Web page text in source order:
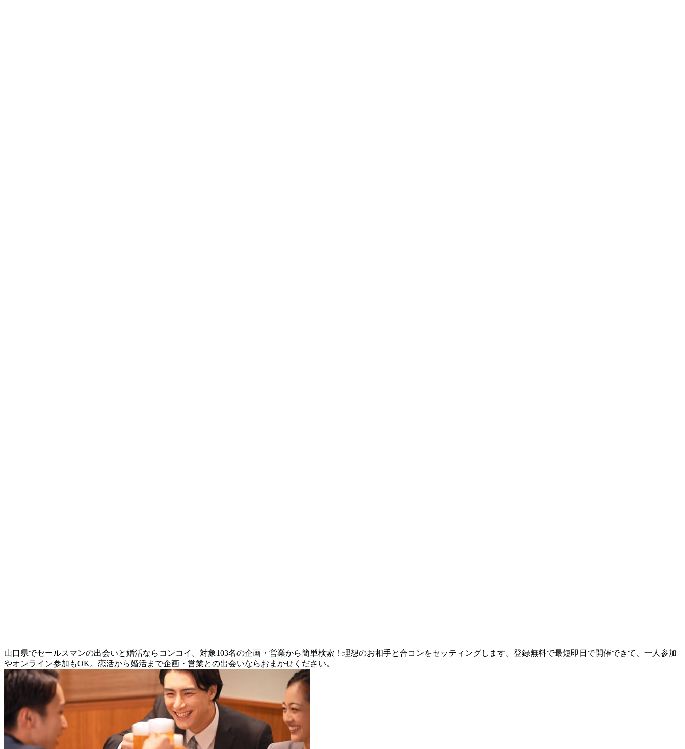
山口県でセールスマンの出会いと婚活ならコンコイ。対象103名の企画・営業から簡単検索！理想のお相手と合コンをセッティングします。登録無料で最短即日で開催できて、一人参加
やオンライン参加もOK。恋活から婚活まで企画・営業との出会いならおまかせください。